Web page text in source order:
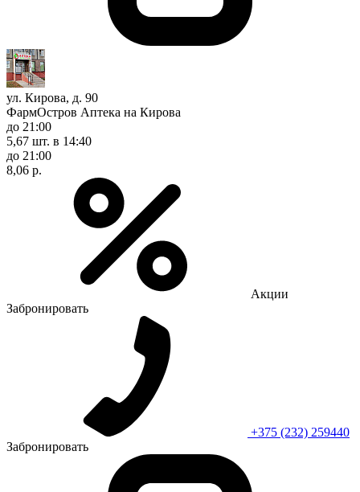
ул. Кирова, д. 90
ФармОстров Аптека на Кирова
до 21:00
5,67 шт. в 14:40
до 21:00
8,06 р.
Акции
Забронировать
+375 (232) 259440
Забронировать